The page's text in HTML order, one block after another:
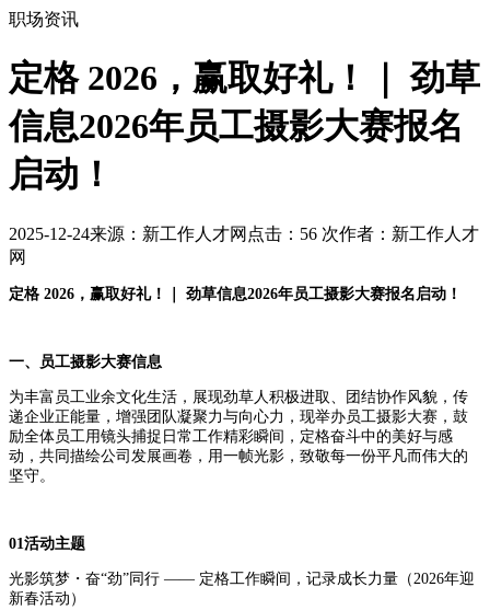
职场资讯
定格 2026，赢取好礼！｜ 劲草
信息2026年员工摄影大赛报名
启动！
2025-12-24来源：新工作人才网 点击： 56 次作者：新工作人才
网
定格 2026，赢取好礼！｜ 劲草信息2026年员工摄影大赛报名启动！
一、 员工摄影大赛信息
为丰富员工业余文化生活，展现劲草人积极进取、团结协作风貌，传
递企业正能量，增强团队凝聚力与向心力，现举办员工摄影大赛，鼓
励全体员工用镜头捕捉日常工作精彩瞬间，定格奋斗中的美好与感
动，共同描绘公司发展画卷，用一帧光影，致敬每一份平凡而伟大的
坚守。
01活动主题
光影筑梦・奋“劲”同行 —— 定格工作瞬间，记录成长力量（2026年迎
新春活动）